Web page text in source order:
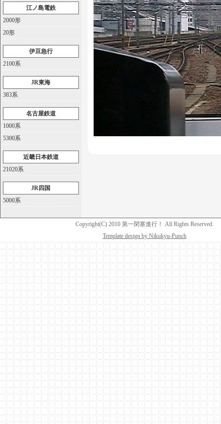
江ノ島電鉄
2000形
20形
伊豆急行
2100系
JR東海
383系
名古屋鉄道
1000系
5300系
近畿日本鉄道
21020系
JR四国
5000系
Copyright(C) 2010 第一閉塞進行！ All Rights Reserved.
Template design by Nikukyu-Punch